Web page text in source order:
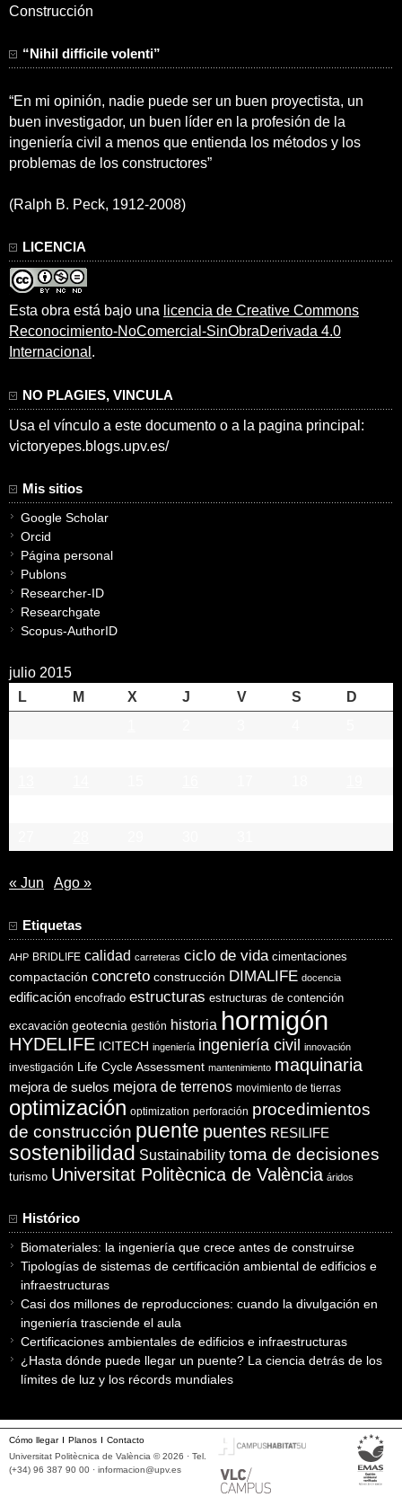
Construcción
“Nihil difficile volenti”
“En mi opinión, nadie puede ser un buen proyectista, un
buen investigador, un buen líder en la profesión de la
ingeniería civil a menos que entienda los métodos y los
problemas de los constructores”
(Ralph B. Peck, 1912-2008)
LICENCIA
Esta obra está bajo una licencia de Creative Commons
Reconocimiento-NoComercial-SinObraDerivada 4.0
Internacional .
NO PLAGIES, VINCULA
Usa el vínculo a este documento o a la pagina principal:
victoryepes.blogs.upv.es/
Mis sitios
Google Scholar
Orcid
Página personal
Publons
Researcher-ID
Researchgate
Scopus-AuthorID
julio 2015
L
M X J V S
D
« Jun Ago »
Etiquetas
AHP BRIDLIFE calidad carreteras ciclo de vida cimentaciones
compactación concreto construcción DIMALIFE docencia
edificación encofrado estructuras estructuras de contención
excavación geotecnia gestión historia hormigón
HYDELIFE ICITECH ingeniería ingeniería civil innovación
investigación Life Cycle Assessment mantenimiento maquinaria
mejora de suelos mejora de terrenos movimiento de tierras
optimización optimization perforación procedimientos
de construcción puente puentes RESILIFE
sostenibilidad Sustainability toma de decisiones
turismo Universitat Politècnica de València áridos
Histórico
Biomateriales: la ingeniería que crece antes de construirse
Tipologías de sistemas de certificación ambiental de edificios e
infraestructuras
Casi dos millones de reproducciones: cuando la divulgación en
ingeniería trasciende el aula
Certificaciones ambientales de edificios e infraestructuras
¿Hasta dónde puede llegar un puente? La ciencia detrás de los
límites de luz y los récords mundiales
Cómo llegar Planos
Contacto
Universitat Politècnica de València © 2026 · Tel.
(+34) 96 387 90 00 · informacion@upv.es